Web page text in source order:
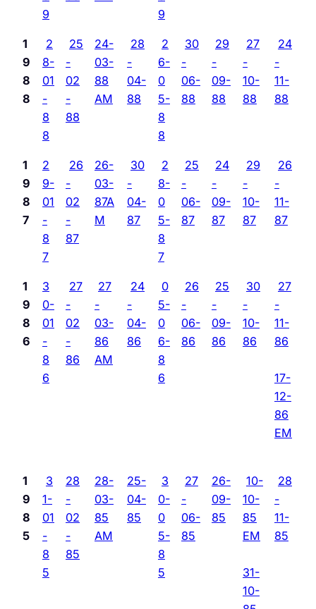
9
9
1
9
8
8
2
8-
01
-
8
8
25
-
02
-
88
24-
03-
88
AM
28
-
04-
88
2
6-
0
5-
8
8
30
-
06-
88
29
-
09-
88
27
-
10-
88
24
-
11-
88
1
9
8
7
2
9-
01
-
8
7
26
-
02
-
87
26-
03-
87A
M
30
-
04-
87
2
8-
0
5-
8
7
25
-
06-
87
24
-
09-
87
29
-
10-
87
26
-
11-
87
1
9
8
6
3
0-
01
-
8
6
27
-
02
-
86
27
-
03-
86
AM
24
-
04-
86
0
5-
0
6-
8
6
26
-
06-
86
25
-
09-
86
30
-
10-
86
27
-
11-
86
17-
12-
86
EM
1
9
8
5
3
1-
01
-
8
5
28
-
02
-
85
28-
03-
85
AM
25-
04-
85
3
0-
0
5-
8
5
27
-
06-
85
26-
09-
85
10-
10-
85
EM
31-
10-
28
-
11-
85